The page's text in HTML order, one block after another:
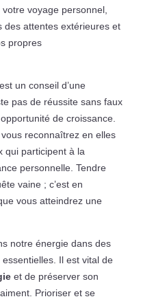
voyage personnel,
des attentes extérieures et
propres
est un conseil d’une
pas de réussite sans faux
de croissance.
reconnaîtrez en elles
qui participent à la
personnelle. Tendre
vaine ; c’est en
vous atteindrez une
notre énergie dans des
Il est vital de
et de préserver son
Prioriser et se